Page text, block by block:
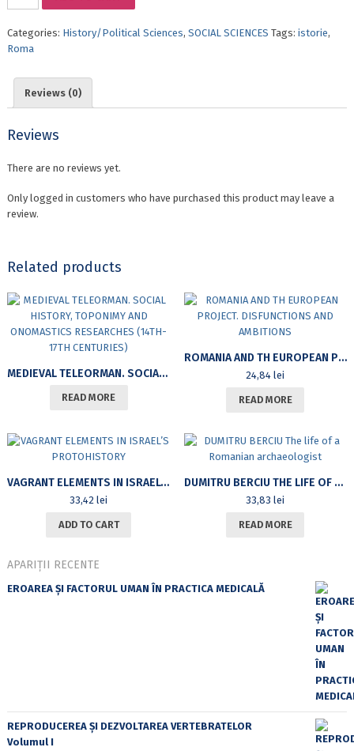
ROME
IN
Categories: History/Political Sciences, SOCIAL SCIENCES Tags: istorie,
Roma
Reviews (0)
Reviews
There are no reviews yet.
Only logged in customers who have purchased this product may leave a
review.
Related products
MEDIEVAL TELEORMAN. SOCIAL HISTORY, TOPONIMY AND ONOMASTICS RESEARCHES (14TH-17TH CENTURIES)
READ MORE
ROMANIA AND TH EUROPEAN PROJECT. DISFUNCTIONS AND AMBITIONS
24,84lei
READ MORE
VAGRANT ELEMENTS IN ISRAEL’S PROTOHISTORY
33,42lei
ADD TO CART
DUMITRU BERCIU THE LIFE OF A ROMANIAN ARCHAEOLOGIST
33,83lei
READ MORE
APARIȚII RECENTE
EROAREA ȘI FACTORUL UMAN ÎN PRACTICA MEDICALĂ
REPRODUCEREA ȘI DEZVOLTAREA VERTEBRATELOR
Volumul I